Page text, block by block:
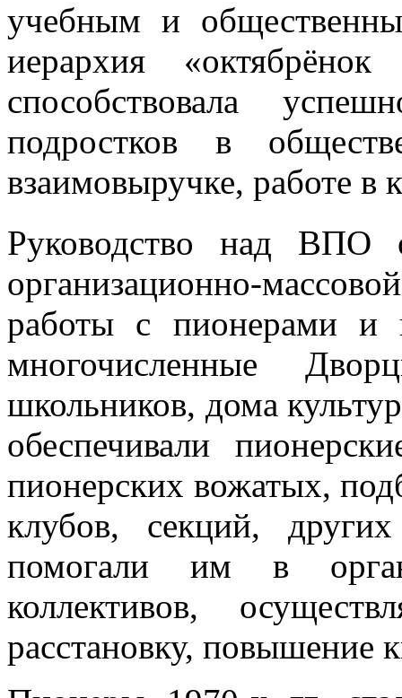
учебным и
иерархия
способствовала
подростков в
взаимовыручке, работе в
Руководство над ВПО
организационно-
работы с пионерами и
многочисленные
школьников, дома
обеспечивали
пионерских вожатых,
клубов, секций,
помогали им в
коллективов,
расстановку, повышение